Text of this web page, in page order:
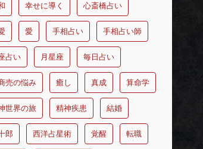
幸せに導く 心斎橋占い
愛 手相占い 手相占い師
占い 月星座 毎日占い
売の悩み 癒し 真成 算命学
世界の旅 精神疾患 結婚
郎 西洋占星術 覚醒 転職